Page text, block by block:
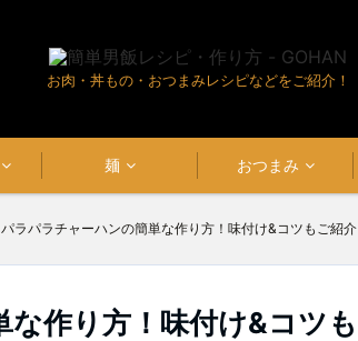
お肉・丼もの・おつまみレシピなどをご紹介！
麺 おつまみ
パラパラチャーハンの簡単な作り方！味付け&コツもご紹介
作り方！味付け&コツも